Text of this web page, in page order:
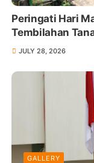
Peringati Hari
Tembilahan
JULY 28, 2026
GALLERY